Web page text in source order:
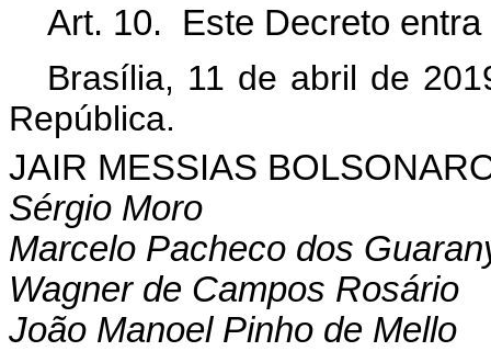
Art. 10. Este Decreto
Brasília, 11 de abril de
República.
JAIR MESSIAS
Sérgio Moro
Marcelo Pacheco dos
Wagner de Campos Rosário
João Manoel Pinho de Mello